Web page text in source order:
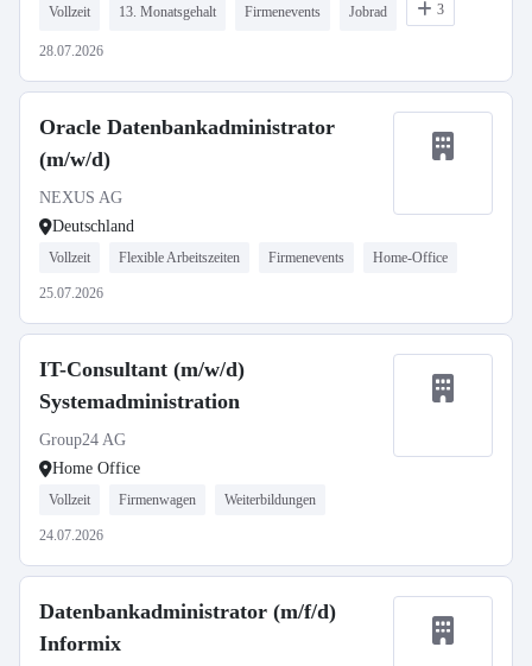
Vollzeit 13. Monatsgehalt Firmenevents Jobrad 3
28.07.2026
Oracle Datenbankadministrator
(m/w/d)
NEXUS AG
Deutschland
Vollzeit Flexible Arbeitszeiten Firmenevents Home-Office
25.07.2026
IT-Consultant (m/w/d)
Systemadministration
Group24 AG
Home Office
Vollzeit Firmenwagen Weiterbildungen
24.07.2026
Datenbankadministrator (m/f/d)
Informix